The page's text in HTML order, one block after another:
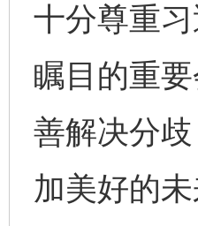
十分尊重
瞩目的重
善解决分
加美好的